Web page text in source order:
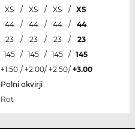
XS / XS / XS /
XS
44 / 44 / 44 /
44
23 / 23 / 23 /
23
145 / 145 / 145 / 145
+1.50 / +2.00/ +2.50/ +3.00
Polni okvirji
Rot